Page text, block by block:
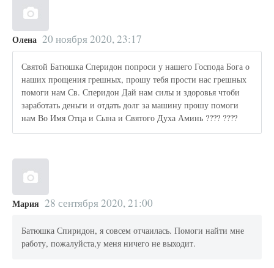
Олена 20 ноября 2020, 23:17
Святой Батюшка Сперидон попроси у нашего Господа Бога о
наших прощения грешных, прошу тебя прости нас грешных
помоги нам Св. Сперидон Дай нам силы и здоровья чтоби
заработать деньги и отдать долг за машину прошу помоги
нам Во Имя Отца и Сына и Святого Духа Аминь ???? ????
Мария 28 сентября 2020, 21:00
Батюшка Спиридон, я совсем отчаилась. Помоги найти мне
работу, пожалуйста,у меня ничего не выходит.